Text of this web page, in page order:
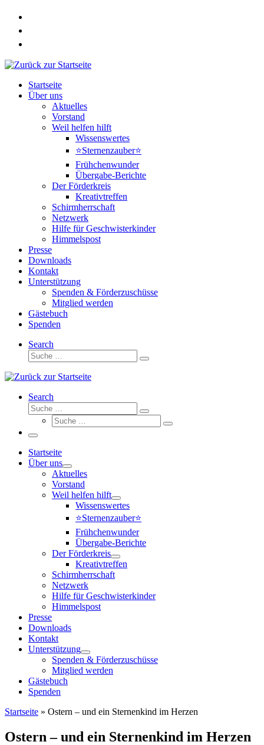
Zum
springen
Startseite
Über uns
Aktuelles
Vorstand
Weil helfen hilft
Wissenswertes
⭐Sternenzauber⭐
Frühchenwunder
Übergabe-Berichte
Der Förderkreis
Kreativtreffen
Schirmherrschaft
Netzwerk
Hilfe für Geschwisterkinder
Himmelspost
Presse
Downloads
Kontakt
Unterstützung
Spenden & Förderzuschüsse
Mitglied werden
Gästebuch
Spenden
Search
Suche
Suche
Search
Suche
Suche
Suche
Suche
Menü
Startseite
Über uns
Aktuelles
Vorstand
Weil helfen hilft
Wissenswertes
⭐Sternenzauber⭐
Frühchenwunder
Übergabe-Berichte
Der Förderkreis
Kreativtreffen
Schirmherrschaft
Netzwerk
Hilfe für Geschwisterkinder
Himmelspost
Presse
Downloads
Kontakt
Unterstützung
Spenden & Förderzuschüsse
Mitglied werden
Gästebuch
Spenden
Startseite » Ostern – und ein Sternenkind im Herzen
Ostern – und ein Sternenkind im Herzen